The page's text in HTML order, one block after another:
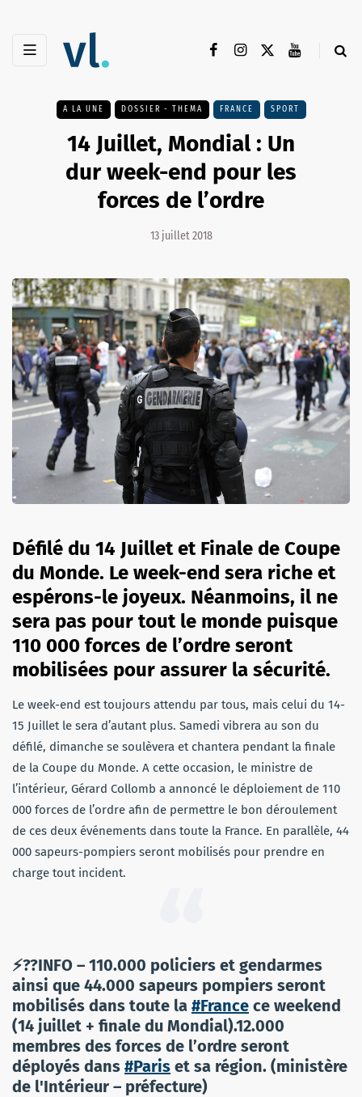
A LA UNE DOSSIER - THEMA FRANCE SPORT
14 Juillet, Mondial : Un
dur week-end pour les
forces de l’ordre
13 juillet 2018
Défilé du 14 Juillet et Finale de Coupe
du Monde. Le week-end sera riche et
espérons-le joyeux. Néanmoins, il ne
sera pas pour tout le monde puisque
110 000 forces de l’ordre seront
mobilisées pour assurer la sécurité.
Le week-end est toujours attendu par tous, mais celui du 14-
15 Juillet le sera d’autant plus. Samedi vibrera au son du
défilé, dimanche se soulèvera et chantera pendant la finale
de la Coupe du Monde. A cette occasion, le ministre de
l’intérieur, Gérard Collomb a annoncé le déploiement de 110
000 forces de l’ordre afin de permettre le bon déroulement
de ces deux événements dans toute la France. En parallèle, 44
000 sapeurs-pompiers seront mobilisés pour prendre en
charge tout incident.
⚡??INFO – 110.000 policiers et gendarmes
ainsi que 44.000 sapeurs pompiers seront
mobilisés dans toute la #France ce weekend
(14 juillet + finale du Mondial).12.000
membres des forces de l’ordre seront
déployés dans #Paris et sa région. (ministère
de l'Intérieur – préfecture)